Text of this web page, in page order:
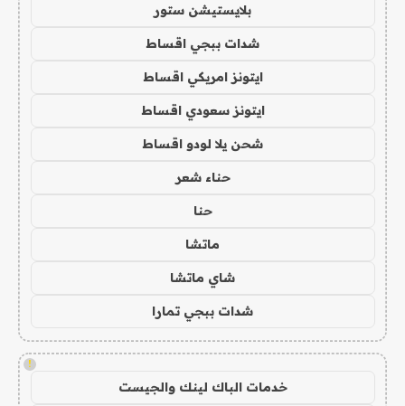
بلايستيشن ستور
شدات ببجي اقساط
ايتونز امريكي اقساط
ايتونز سعودي اقساط
شحن يلا لودو اقساط
حناء شعر
حنا
ماتشا
شاي ماتشا
شدات ببجي تمارا
!
خدمات الباك لينك والجيست